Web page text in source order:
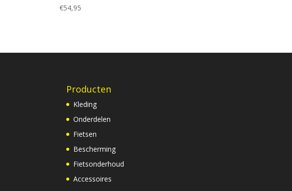
€54,95
Producten
Kleding
Onderdelen
Fietsen
Bescherming
Fietsonderhoud
Accessoires